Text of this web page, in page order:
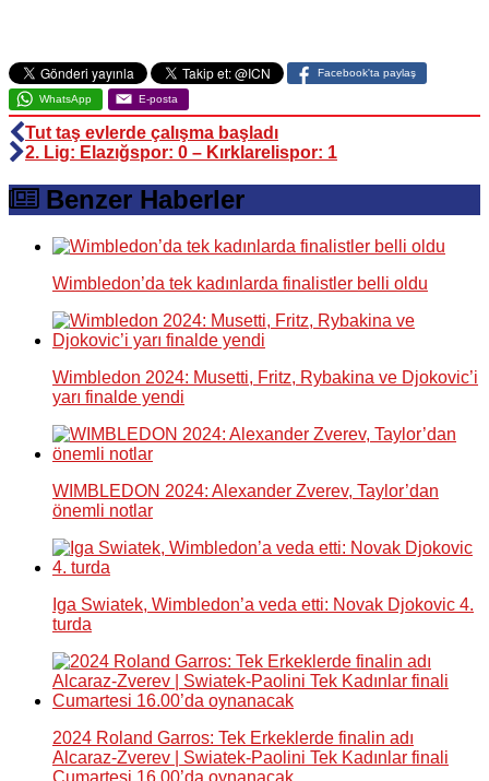
Facebook'ta paylaş
WhatsApp E-posta
Tut taş evlerde çalışma başladı
2. Lig: Elazığspor: 0 – Kırklarelispor: 1
Benzer Haberler
Wimbledon’da tek kadınlarda finalistler belli oldu
Wimbledon 2024: Musetti, Fritz, Rybakina ve Djokovic’i
yarı finalde yendi
WIMBLEDON 2024: Alexander Zverev, Taylor’dan
önemli notlar
Iga Swiatek, Wimbledon’a veda etti: Novak Djokovic 4.
turda
2024 Roland Garros: Tek Erkeklerde finalin adı
Alcaraz-Zverev | Swiatek-Paolini Tek Kadınlar finali
Cumartesi 16.00’da oynanacak